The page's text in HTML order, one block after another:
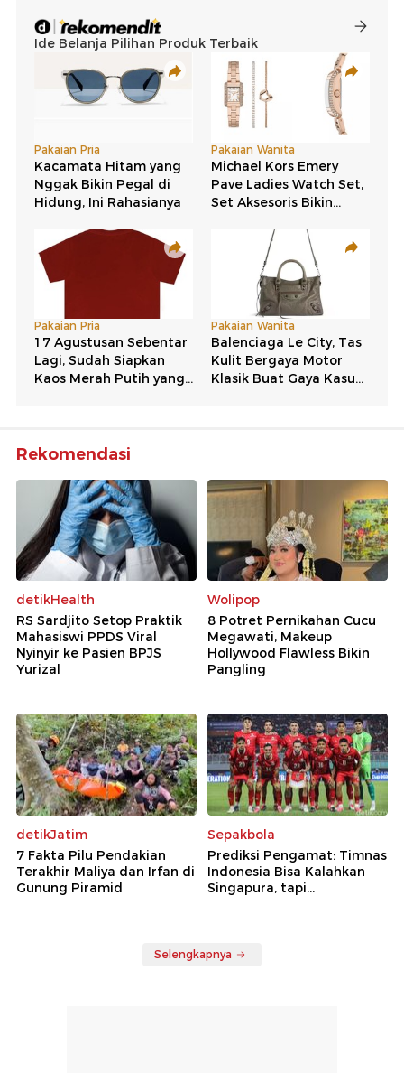
Rekomendasi
detikHealth
RS Sardjito Setop Praktik
Mahasiswi PPDS Viral
Nyinyir ke Pasien BPJS
Yurizal
Wolipop
8 Potret Pernikahan Cucu
Megawati, Makeup
Hollywood Flawless Bikin
Pangling
detikJatim
7 Fakta Pilu Pendakian
Terakhir Maliya dan Irfan di
Gunung Piramid
Sepakbola
Prediksi Pengamat: Timnas
Indonesia Bisa Kalahkan
Singapura, tapi...
Selengkapnya